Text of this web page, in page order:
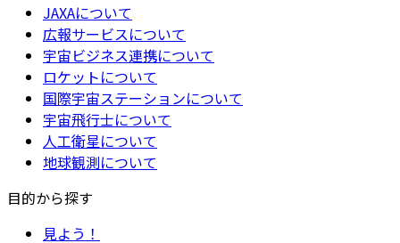
JAXAについて
広報サービスについて
宇宙ビジネス連携について
ロケットについて
国際宇宙ステーションについて
宇宙飛行士について
人工衛星について
地球観測について
目的から探す
見よう！